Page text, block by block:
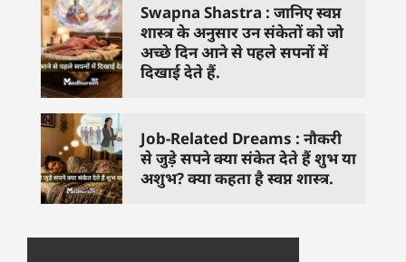
Swapna Shastra : जानिए स्वप्न
शास्त्र के अनुसार उन संकेतों को जो
अच्छे दिन आने से पहले सपनों में
दिखाई देते हैं.
Job-Related Dreams : नौकरी
से जुड़े सपने क्या संकेत देते हैं शुभ या
अशुभ? क्या कहता है स्वप्न शास्त्र.